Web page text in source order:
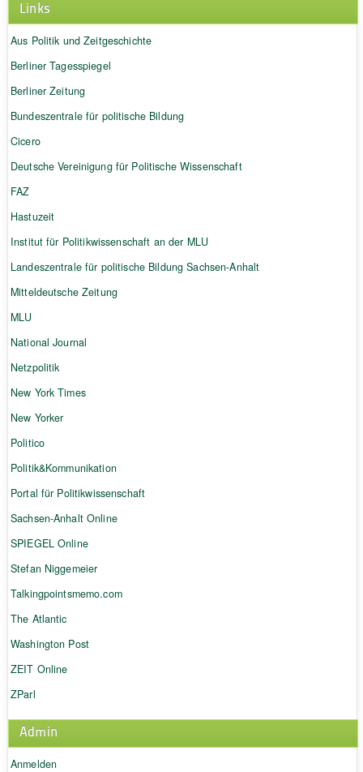
Links
Aus Politik und Zeitgeschichte
Berliner Tagesspiegel
Berliner Zeitung
Bundeszentrale für politische Bildung
Cicero
Deutsche Vereinigung für Politische Wissenschaft
FAZ
Hastuzeit
Institut für Politikwissenschaft an der MLU
Landeszentrale für politische Bildung Sachsen-Anhalt
Mitteldeutsche Zeitung
MLU
National Journal
Netzpolitik
New York Times
New Yorker
Politico
Politik&Kommunikation
Portal für Politikwissenschaft
Sachsen-Anhalt Online
SPIEGEL Online
Stefan Niggemeier
Talkingpointsmemo.com
The Atlantic
Washington Post
ZEIT Online
ZParl
Admin
Anmelden